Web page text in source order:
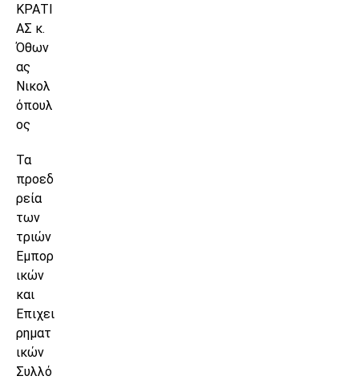
ΚΡΑΤΙ
ΑΣ κ.
Όθων
ας
Νικολ
όπουλ
ος
Τα
προεδ
ρεία
των
τριών
Εμπορ
ικών
και
Επιχει
ρηματ
ικών
Συλλό